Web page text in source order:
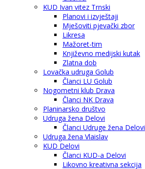
KUD Ivan vitez Trnski
Planovi i izvještaji
Mješoviti pjevački zbor
Likresa
Mažoret-tim
Književno medijski kutak
Zlatna dob
Lovačka udruga Golub
Članci LU Golub
Nogometni klub Drava
Članci NK Drava
Planinarsko društvo
Udruga žena Delovi
Članci Udruge žena Delovi
Udruga žena Vlaislav
KUD Delovi
Članci KUD-a Delovi
Likovno kreativna sekcija